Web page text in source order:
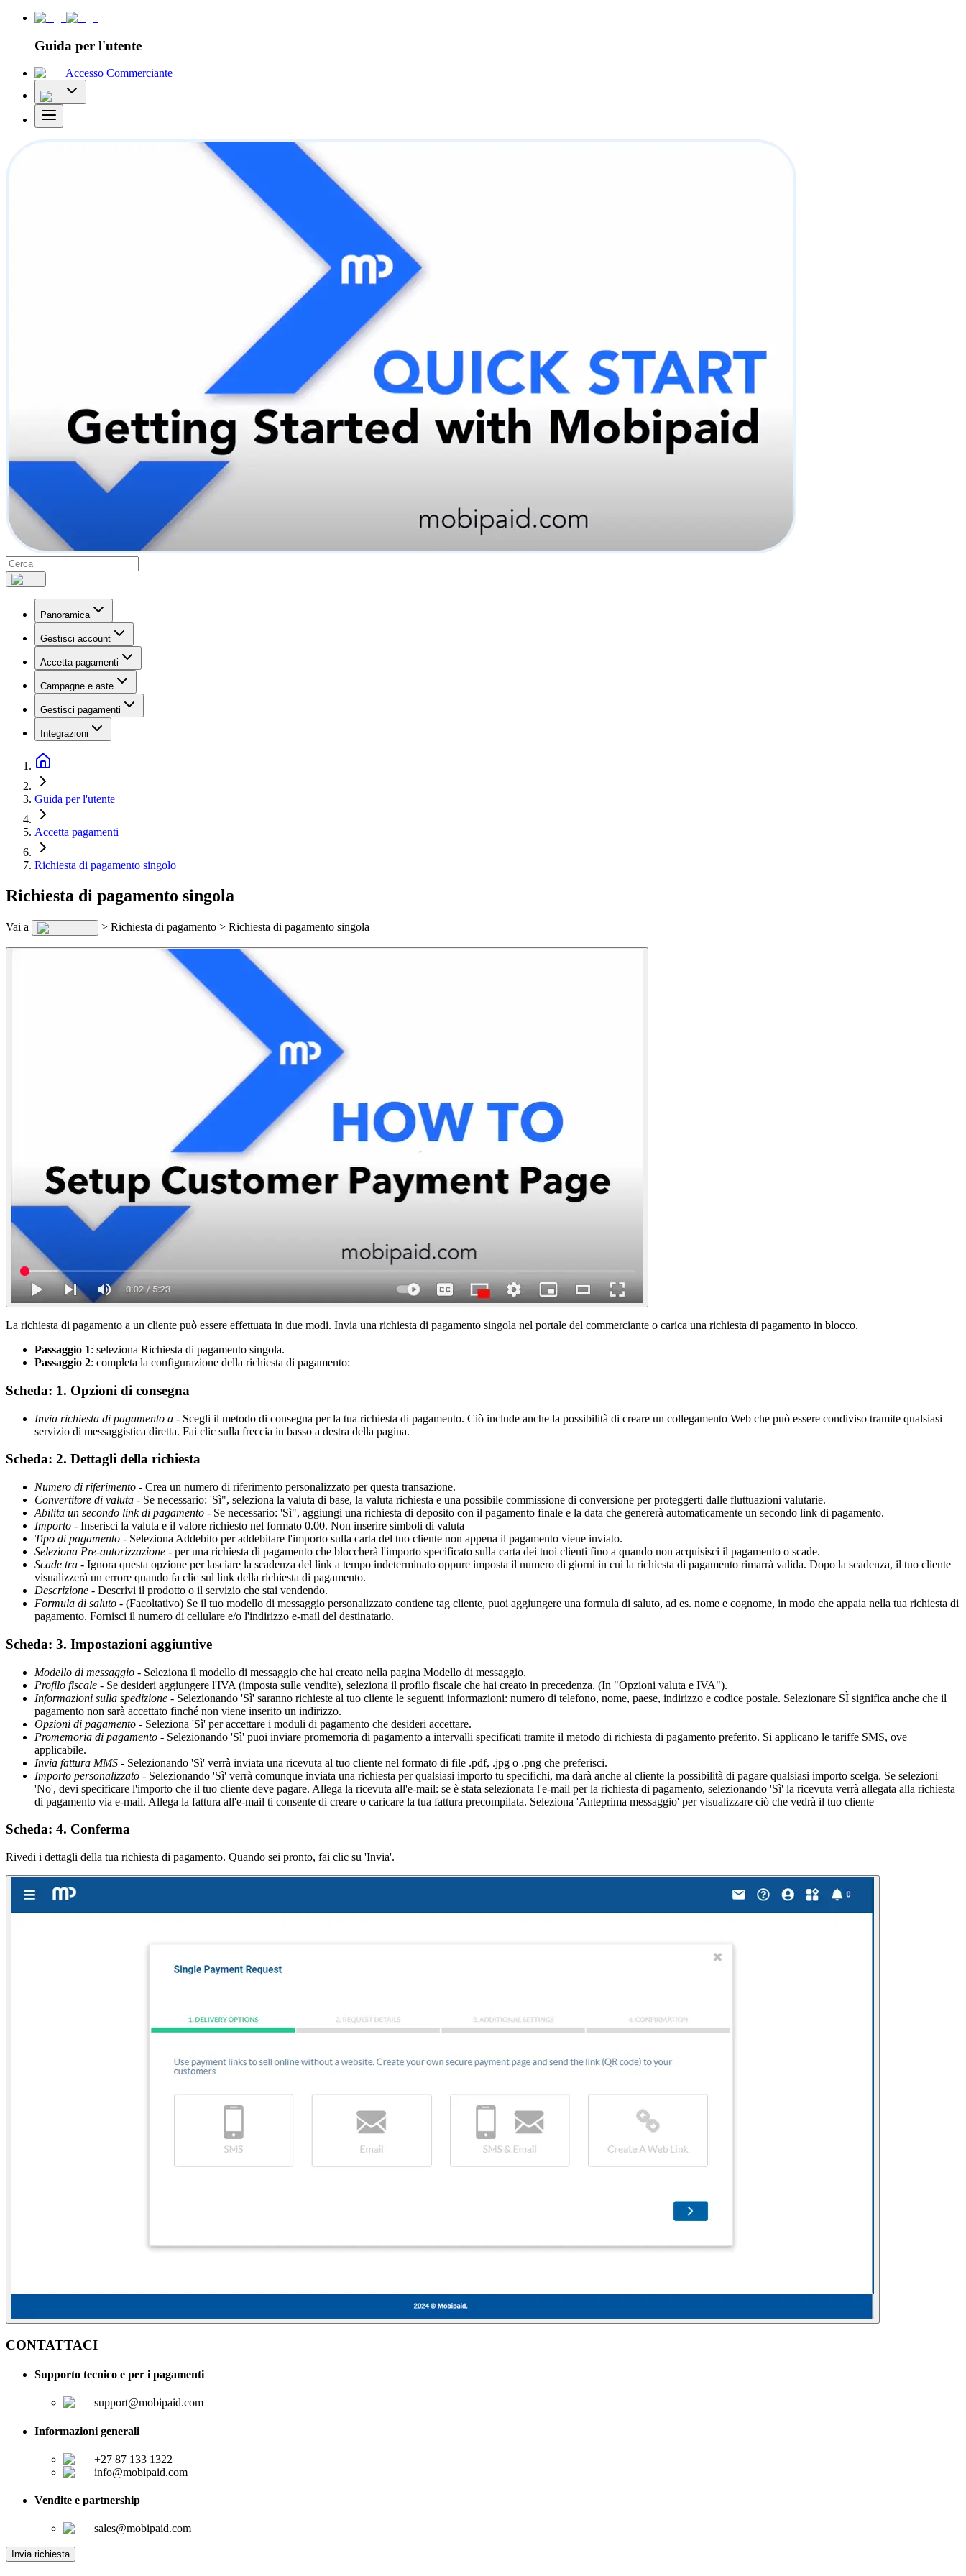
Guida per l'utente
Accesso Commerciante
Panoramica
Gestisci account
Accetta pagamenti
Campagne e aste
Gestisci pagamenti
Integrazioni
Guida per l'utente
Accetta pagamenti
Richiesta di pagamento singolo
Richiesta di pagamento singola
Vai a > Richiesta di pagamento > Richiesta di pagamento singola
La richiesta di pagamento a un cliente può essere effettuata in due modi. Invia una richiesta di pagamento singola nel portale del commerciante o carica una richiesta di pagamento in blocco.
Passaggio 1: seleziona Richiesta di pagamento singola.
Passaggio 2: completa la configurazione della richiesta di pagamento:
Scheda: 1. Opzioni di consegna
Invia richiesta di pagamento a - Scegli il metodo di consegna per la tua richiesta di pagamento. Ciò include anche la possibilità di creare un collegamento Web che può essere condiviso tramite qualsiasi
servizio di messaggistica diretta. Fai clic sulla freccia in basso a destra della pagina.
Scheda: 2. Dettagli della richiesta
Numero di riferimento - Crea un numero di riferimento personalizzato per questa transazione.
Convertitore di valuta - Se necessario: 'Sì", seleziona la valuta di base, la valuta richiesta e una possibile commissione di conversione per proteggerti dalle fluttuazioni valutarie.
Abilita un secondo link di pagamento - Se necessario: 'Sì", aggiungi una richiesta di deposito con il pagamento finale e la data che genererà automaticamente un secondo link di pagamento.
Importo - Inserisci la valuta e il valore richiesto nel formato 0.00. Non inserire simboli di valuta
Tipo di pagamento - Seleziona Addebito per addebitare l'importo sulla carta del tuo cliente non appena il pagamento viene inviato.
Seleziona Pre-autorizzazione - per una richiesta di pagamento che bloccherà l'importo specificato sulla carta dei tuoi clienti fino a quando non acquisisci il pagamento o scade.
Scade tra - Ignora questa opzione per lasciare la scadenza del link a tempo indeterminato oppure imposta il numero di giorni in cui la richiesta di pagamento rimarrà valida. Dopo la scadenza, il tuo cliente
visualizzerà un errore quando fa clic sul link della richiesta di pagamento.
Descrizione - Descrivi il prodotto o il servizio che stai vendendo.
Formula di saluto - (Facoltativo) Se il tuo modello di messaggio personalizzato contiene tag cliente, puoi aggiungere una formula di saluto, ad es. nome e cognome, in modo che appaia nella tua richiesta di
pagamento. Fornisci il numero di cellulare e/o l'indirizzo e-mail del destinatario.
Scheda: 3. Impostazioni aggiuntive
Modello di messaggio - Seleziona il modello di messaggio che hai creato nella pagina Modello di messaggio.
Profilo fiscale - Se desideri aggiungere l'IVA (imposta sulle vendite), seleziona il profilo fiscale che hai creato in precedenza. (In "Opzioni valuta e IVA").
Informazioni sulla spedizione - Selezionando 'Sì' saranno richieste al tuo cliente le seguenti informazioni: numero di telefono, nome, paese, indirizzo e codice postale. Selezionare SÌ significa anche che il
pagamento non sarà accettato finché non viene inserito un indirizzo.
Opzioni di pagamento - Seleziona 'Sì' per accettare i moduli di pagamento che desideri accettare.
Promemoria di pagamento - Selezionando 'Sì' puoi inviare promemoria di pagamento a intervalli specificati tramite il metodo di richiesta di pagamento preferito. Si applicano le tariffe SMS, ove
applicabile.
Invia fattura MMS - Selezionando 'Sì' verrà inviata una ricevuta al tuo cliente nel formato di file .pdf, .jpg o .png che preferisci.
Importo personalizzato - Selezionando 'Sì' verrà comunque inviata una richiesta per qualsiasi importo tu specifichi, ma darà anche al cliente la possibilità di pagare qualsiasi importo scelga. Se selezioni
'No', devi specificare l'importo che il tuo cliente deve pagare. Allega la ricevuta all'e-mail: se è stata selezionata l'e-mail per la richiesta di pagamento, selezionando 'Sì' la ricevuta verrà allegata alla richiesta
di pagamento via e-mail. Allega la fattura all'e-mail ti consente di creare o caricare la tua fattura precompilata. Seleziona 'Anteprima messaggio' per visualizzare ciò che vedrà il tuo cliente
Scheda: 4. Conferma
Rivedi i dettagli della tua richiesta di pagamento. Quando sei pronto, fai clic su 'Invia'.
CONTATTACI
Supporto tecnico e per i pagamenti
support@mobipaid.com
Informazioni generali
+27 87 133 1322
info@mobipaid.com
Vendite e partnership
sales@mobipaid.com
Invia richiesta